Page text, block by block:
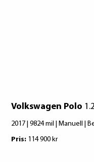
Volkswagen Polo
2017 | 9824 mil | Manuell |
Pris: 114 900 kr